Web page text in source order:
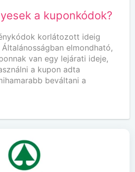
a kuponkódok?
korlátozott ideig
elmondható,
van egy lejárati ideje,
a kupon adta
beváltani a